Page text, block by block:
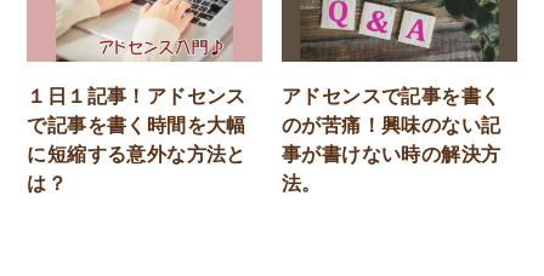
１日１記事！アドセンス
で記事を書く時間を大幅
に短縮する意外な方法と
は？
アドセンスで記事を書く
のが苦痛！興味のない記
事が書けない時の解決方
法。